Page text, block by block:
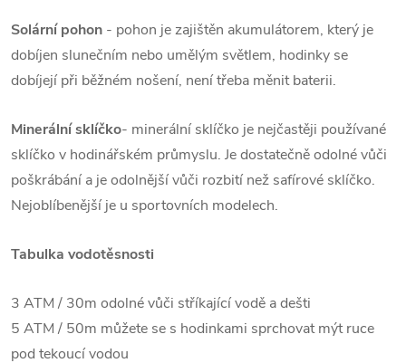
Solární pohon - pohon je zajištěn akumulátorem, který je
dobíjen slunečním nebo umělým světlem, hodinky se
dobíjejí při běžném nošení, není třeba měnit baterii.
Minerální sklíčko- minerální sklíčko je nejčastěji používané
sklíčko v hodinářském průmyslu. Je dostatečně odolné vůči
poškrábání a je odolnější vůči rozbití než safírové sklíčko.
Nejoblíbenější je u sportovních modelech.
Tabulka vodotěsnosti
3 ATM / 30m odolné vůči stříkající vodě a dešti
5 ATM / 50m můžete se s hodinkami sprchovat mýt ruce
pod tekoucí vodou